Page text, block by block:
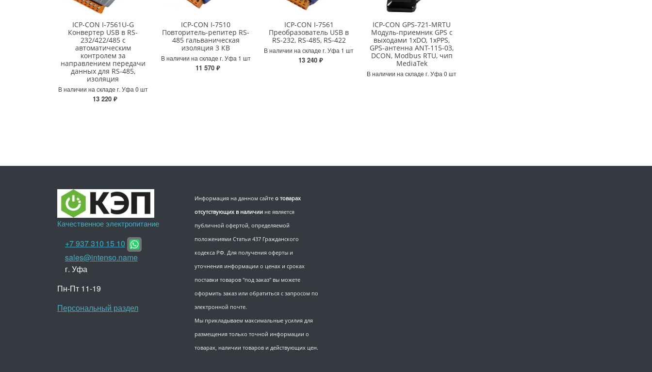
ICP-CON I-7561U-G
Конвертер USB в RS-
232/422/485 с
автоматическим
контролем за
направлением передачи
данных для RS-485,
изоляция
В наличии на складе г. Уфа 0 шт
13 220 ₽
ICP-CON I-7510
Повторитель-репитер RS-
485 гальваническая
изоляция 3 КВ
В наличии на складе г. Уфа 1 шт
11 570 ₽
ICP-CON I-7561
Преобразователь USB в
RS-232, RS-485, RS-422
В наличии на складе г. Уфа 1 шт
13 240 ₽
ICP-CON GPS-721-MRTU
Модуль-приемник GPS с
выходами 1xDO, 1xPPS,
GPS-антенна ANT-115-03,
DCON, Modbus RTU, чип
MediaTek
В наличии на складе г. Уфа 0 шт
Информация на данном сайте о товарах
отсутствующих в наличии не является
публичной офертой, определяемой
положениями Статьи 437 Гражданского
кодекса РФ. Для получения оферты и
уточнения информации о ценах и сроках
поставки товаров "под заказ" вы можете
оформить заказ или обратиться с запросом по
электронной почте.
Мы прикладываем максимальные усилия для
размещения только точной информации о
товарах, наличии товаров и действующих цен.
Качественное электропитание
+7 937 310 15 10
sales@intenso.name
г. Уфа
Пн-Пт 11-19
Персональный раздел